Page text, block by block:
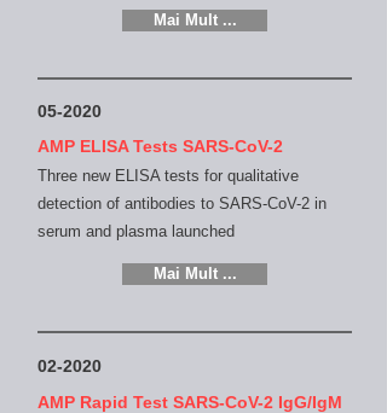
Mai Mult ...
05-2020
AMP ELISA Tests SARS-CoV-2
Three new ELISA tests for qualitative
detection of antibodies to SARS-CoV-2 in
serum and plasma launched
Mai Mult ...
02-2020
AMP Rapid Test SARS-CoV-2 IgG/IgM